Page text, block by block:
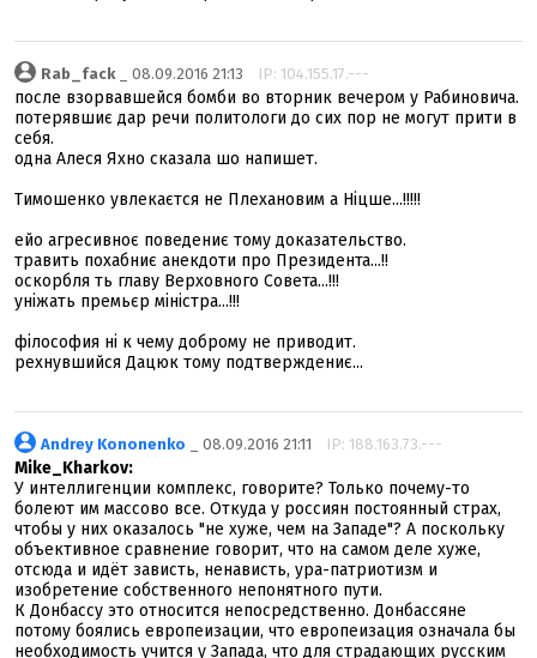
Rab_fack_ 08.09.2016 21:13 IP: 104.155.17.---
после взорвавшейся бомби во вторник вечером у Рабиновича.
потерявшиє дар речи политологи до сих пор не могут прити в
себя.
одна Алеся Яхно сказала шо напишет.
Тимошенко увлекаєтся не Плехановим а Ніцше...!!!!!
ейо агресивноє поведениє тому доказательство.
травить похабниє анекдоти про Президента...!!
оскорбля ть главу Верховного Совета...!!!
уніжать премьєр міністра...!!!
філософия ні к чему доброму не приводит.
рехнувшийся Дацюк тому подтверждениє...
Andrey Kononenko _ 08.09.2016 21:11 IP: 188.163.73.---
Mike_Kharkov:
У интеллигенции комплекс, говорите? Только почему-то
болеют им массово все. Откуда у россиян постоянный страх,
чтобы у них оказалось "не хуже, чем на Западе"? А поскольку
объективное сравнение говорит, что на самом деле хуже,
отсюда и идёт зависть, ненависть, ура-патриотизм и
изобретение собственного непонятного пути.
К Донбассу это относится непосредственно. Донбассяне
потому боялись европеизации, что европеизация означала бы
необходимость учится у Запада, что для страдающих русским